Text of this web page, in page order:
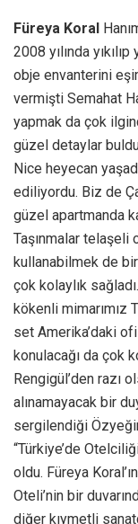
Füreya Koral
2008 yılında
obje envanterini
vermişti Semahat
yapmak da çok
güzel detaylar
Nice heyecan
ediliyordu. Biz de
güzel apartmanda
Taşınmalar telaşeli
kullanabilmek de bir
çok kolaylık
kökenli mimarımız
set Amerika’daki
konulacağı da çok
Rengigül’den razı
alınamayacak bir
sergilendiği
“Türkiye’de
oldu. Füreya
Oteli’nin bir
diğer kıymetli